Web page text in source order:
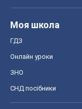
Моя школа
ГДЗ
Онлайн уроки
ЗНО
СНД посібники